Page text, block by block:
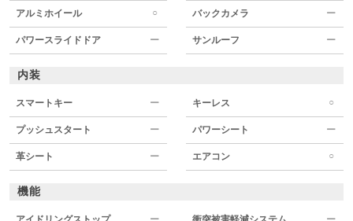
アルミホイール ○ バックカメラ ー
パワースライドドア ー サンルーフ ー
内装
スマートキー ー キーレス ○
プッシュスタート ー パワーシート ー
革シート ー エアコン ○
機能